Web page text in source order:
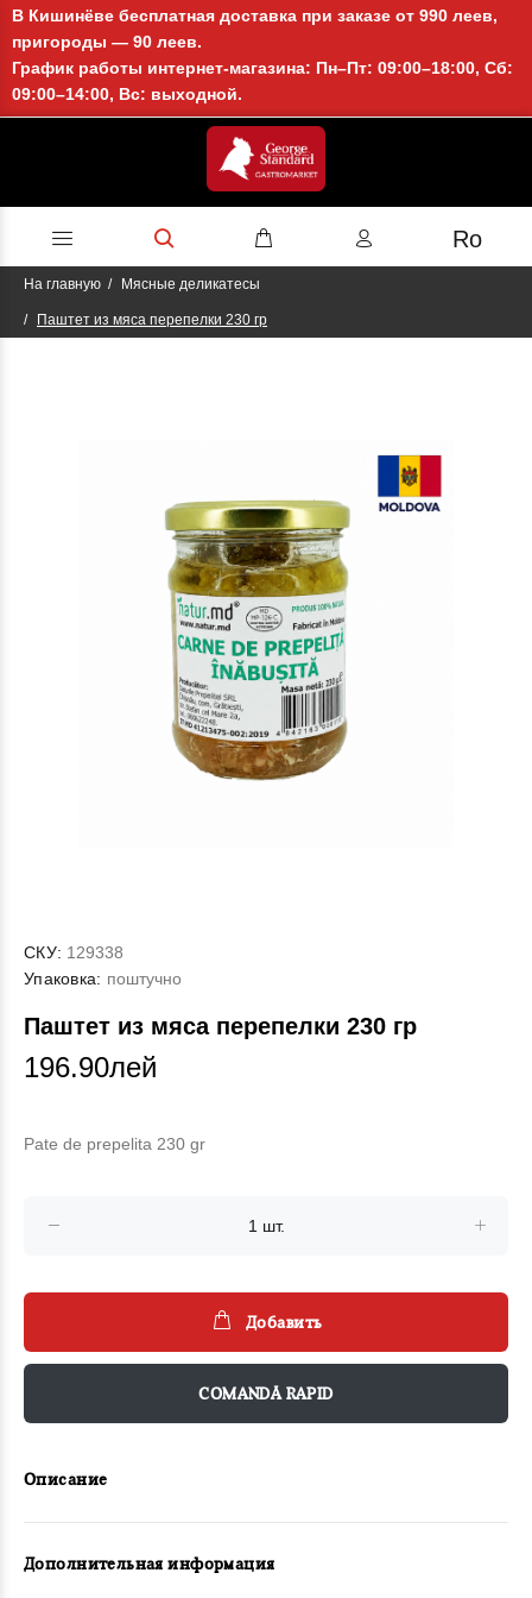
В Кишинёве бесплатная доставка при заказе от 990 леев,
пригороды — 90 леев.
График работы интернет-магазина: Пн–Пт: 09:00–18:00, Сб:
09:00–14:00, Вс: выходной.
Ro
На главную Мясные деликатесы
Паштет из мяса перепелки 230 гр
СКУ: 129338
Упаковка: поштучно
Паштет из мяса перепелки 230 гр
196.90лей
Pate de prepelita 230 gr
Добавить
COMANDĂ RAPID
Описание
Дополнительная информация